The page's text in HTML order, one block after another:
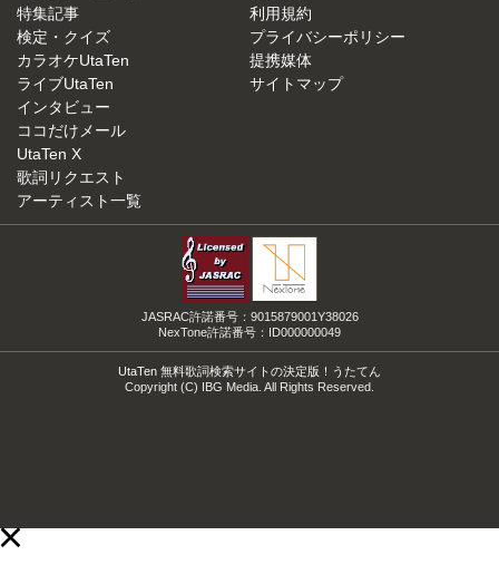
特集記事
検定・クイズ
カラオケUtaTen
ライブUtaTen
インタビュー
ココだけメール
UtaTen X
歌詞リクエスト
アーティスト一覧
利用規約
プライバシーポリシー
提携媒体
サイトマップ
JASRAC許諾番号：9015879001Y38026
NexTone許諾番号：ID000000049
UtaTen 無料歌詞検索サイトの決定版！うたてん
Copyright (C) IBG Media. All Rights Reserved.